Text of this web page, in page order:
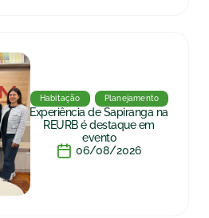
Habitação Planejamento
Experiência de Sapiranga na
REURB é destaque em
evento
06/08/2026